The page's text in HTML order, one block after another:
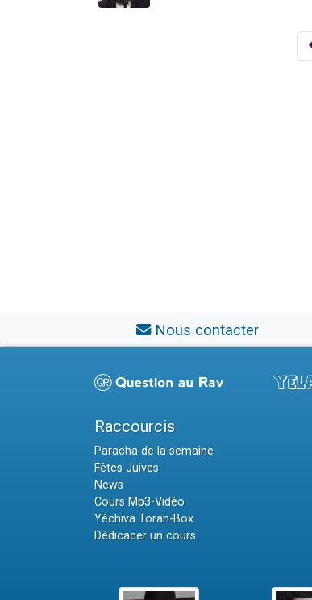
Nous contacter
Raccourcis
Paracha de la semaine
Fêtes Juives
News
Cours Mp3-Vidéo
Yéchiva Torah-Box
Dédicacer un cours